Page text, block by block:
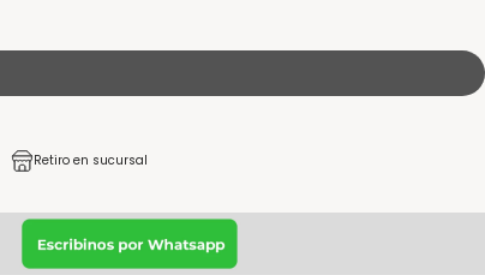
Retiro en sucursal